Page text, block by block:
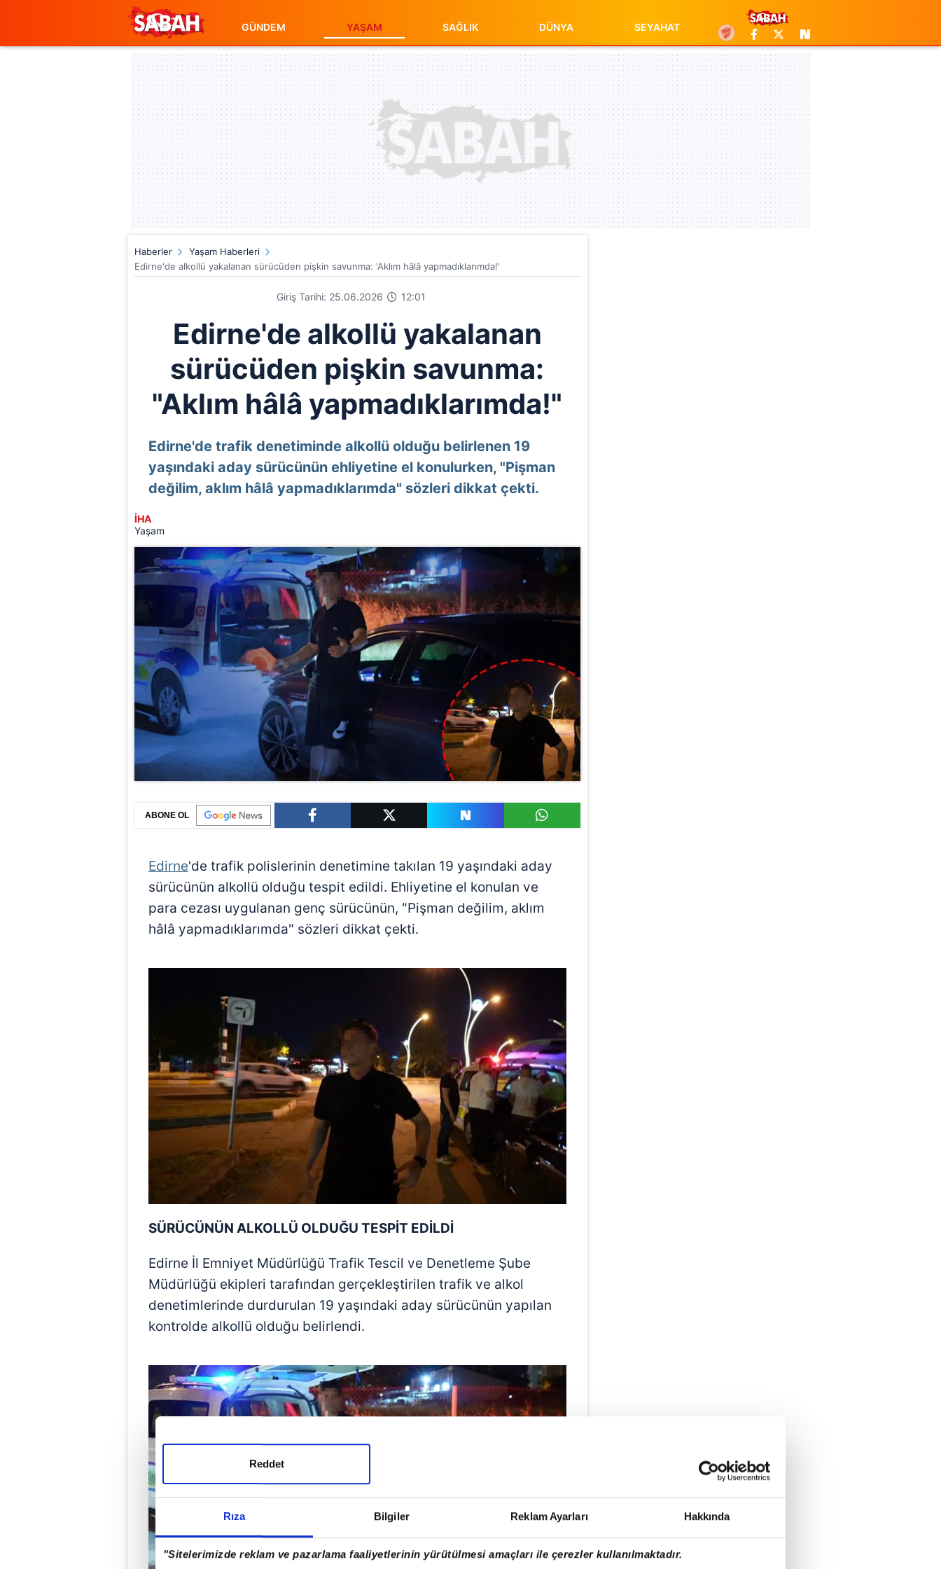
Rıza Bilgiler Reklam Ayarları Hakkında
"Sitelerimizde reklam ve pazarlama faaliyetlerinin yürütülmesi amaçları ile çerezler kullanılmaktadır.
Reddet
GÜNDEM YAŞAM SAĞLIK DÜNYA SEYAHAT
Haberler
Yaşam Haberleri
Edirne'de alkollü yakalanan sürücüden pişkin savunma: 'Aklım hâlâ yapmadıklarımda!'
Giriş Tarihi: 25.06.2026 12:01
Edirne'de alkollü yakalanan
sürücüden pişkin savunma:
"Aklım hâlâ yapmadıklarımda!"
Edirne'de trafik denetiminde alkollü olduğu belirlenen 19
yaşındaki aday sürücünün ehliyetine el konulurken, "Pişman
değilim, aklım hâlâ yapmadıklarımda" sözleri dikkat çekti.
İHA
Yaşam
ABONE OL
Edirne'de trafik polislerinin denetimine takılan 19 yaşındaki aday
sürücünün alkollü olduğu tespit edildi. Ehliyetine el konulan ve
para cezası uygulanan genç sürücünün, "Pişman değilim, aklım
hâlâ yapmadıklarımda" sözleri dikkat çekti.
SÜRÜCÜNÜN ALKOLLÜ OLDUĞU TESPİT EDİLDİ
Edirne İl Emniyet Müdürlüğü Trafik Tescil ve Denetleme Şube
Müdürlüğü ekipleri tarafından gerçekleştirilen trafik ve alkol
denetimlerinde durdurulan 19 yaşındaki aday sürücünün yapılan
kontrolde alkollü olduğu belirlendi.